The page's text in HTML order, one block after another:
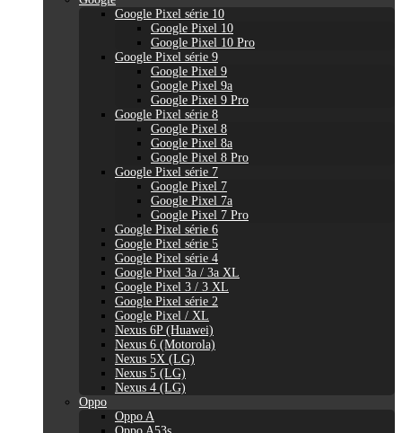
Google Pixel série 10
Google Pixel 10
Google Pixel 10 Pro
Google Pixel série 9
Google Pixel 9
Google Pixel 9a
Google Pixel 9 Pro
Google Pixel série 8
Google Pixel 8
Google Pixel 8a
Google Pixel 8 Pro
Google Pixel série 7
Google Pixel 7
Google Pixel 7a
Google Pixel 7 Pro
Google Pixel série 6
Google Pixel série 5
Google Pixel série 4
Google Pixel 3a / 3a XL
Google Pixel 3 / 3 XL
Google Pixel série 2
Google Pixel / XL
Nexus 6P (Huawei)
Nexus 6 (Motorola)
Nexus 5X (LG)
Nexus 5 (LG)
Nexus 4 (LG)
Oppo
Oppo A